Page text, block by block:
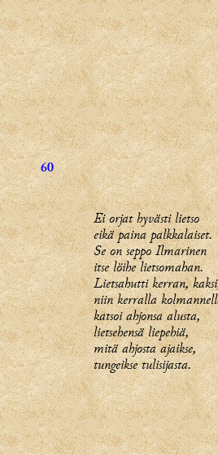
60
Ei orjat hyvästi lietso
eikä paina palkkalaiset.
Se on seppo Ilmarinen
itse löihe lietsomahan.
Lietsahutti kerran,
niin kerralla
katsoi ahjonsa alusta,
lietsehensä liepehiä,
mitä ahjosta ajaikse,
tungeikse tulisijasta.